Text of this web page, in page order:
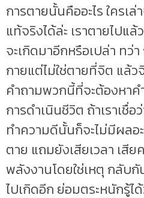
การตายนั้นคืออะไร ใครเ
แท้จริงได้ล่ะ เราตายไปแ
จะเกิดมาอีกหรือเปล่า ทว่
กายแต่ไม่ใช่ตายที่จิต แล้ว
คำถามพวกนี้ที่จะต้องหาค
การดำเนินชีวิต ถ้าเราเชื่
ทำความดีนั้นก็จะไม่มีผลอ
ตาย แถมยังเสียเวลา เสีย
พลังงานโดยใช่เหตุ กลับ
ไปเกิดอีก ย่อมตระหนักรู้ไ